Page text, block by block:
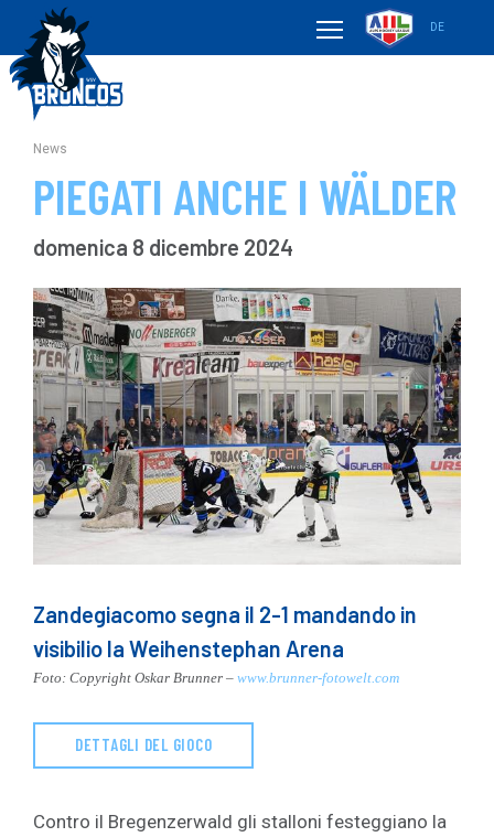
DE
News
PIEGATI ANCHE I WÄLDER
domenica 8 dicembre 2024
Zandegiacomo segna il 2-1 mandando in
visibilio la Weihenstephan Arena
Foto: Copyright Oskar Brunner – www.brunner-fotowelt.com
DETTAGLI DEL GIOCO
Contro il Bregenzerwald gli stalloni festeggiano la